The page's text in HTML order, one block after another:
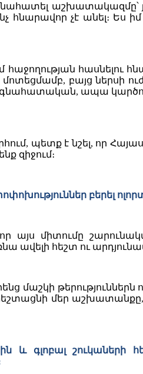
աշխատակազմը՝
չէ անել։ Ես
հաջողության
բայց ներսի
ապա կարծում
պետք է նշել, որ
զիջում։
բերել
այս միտումը
ավելի հեշտ ու
թերություններն
մեր
գլոբալ շուկաների